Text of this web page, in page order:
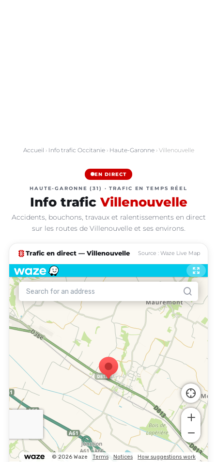
Accueil › Info trafic Occitanie› Haute-Garonne› Villenouvelle
EN DIRECT
HAUTE-GARONNE (31) · TRAFIC EN TEMPS RÉEL
Info trafic Villenouvelle
Accidents, bouchons, travaux et ralentissements en direct
sur les routes de Villenouvelle et ses environs.
traffic Trafic en direct — Villenouvelle Source : Waze Live Map